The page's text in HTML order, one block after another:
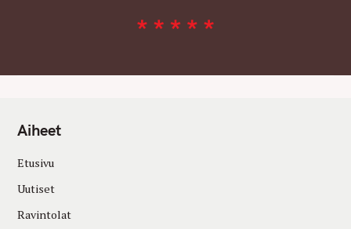
Aiheet
Etusivu
Uutiset
Ravintolat